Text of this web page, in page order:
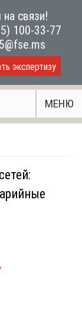
связи!
100-33-77
экспертизу
МЕНЮ